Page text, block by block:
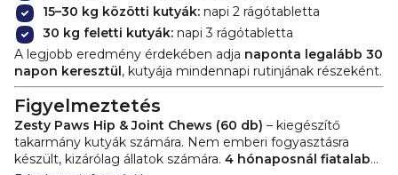
15–30 kg közötti kutyák: napi 2 rágótabletta
30 kg feletti kutyák: napi 3 rágótabletta
A legjobb eredmény érdekében adja naponta legalább 30
napon keresztül , kutyája mindennapi rutinjának részeként.
Figyelmeztetés
Zesty Paws Hip & Joint Chews (60 db) – kiegészítő
takarmány kutyák számára. Nem emberi fogyasztásra
készült, kizárólag állatok számára. 4 hónaposnál fiatalabb